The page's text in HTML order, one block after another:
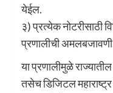
येईल.
३) प्रत्येक नोटरीसाठी
प्रणालीची
या प्रणालीमुळे
तसेच डिजिटल महाराष्ट्र